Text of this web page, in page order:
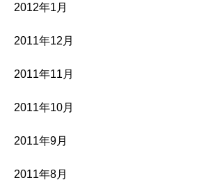
2012年1月
2011年12月
2011年11月
2011年10月
2011年9月
2011年8月